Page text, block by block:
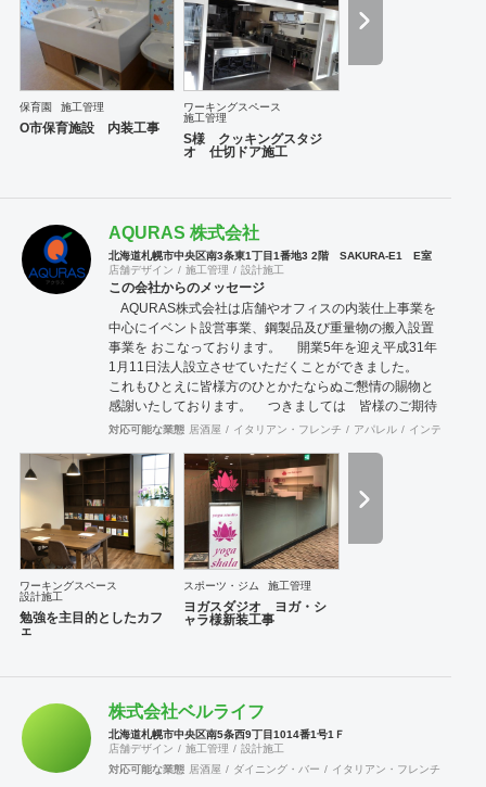
保育園 施工管理
O市保育施設 内装工事
ワーキングスペース
施工管理
S様 クッキングスタジ
オ 仕切ドア施工
AQURAS 株式会社
北海道札幌市中央区南3条東1丁目1番地3 2階 SAKURA-E1 E室
店舗デザイン
施工管理 設計施工
この会社からのメッセージ
AQURAS株式会社は店舗やオフィスの内装仕上事業を
中心にイベント設営事業、鋼製品及び重量物の搬入設置
事業を おこなっております。 開業5年を迎え平成31年
1月11日法人設立させていただくことができました。
これもひとえに皆様方のひとかたならぬご懇情の賜物と
感謝いたしております。 つきましては 皆様のご期待
にお応えできますよう社員一同一層の努力をいたす所存
賜りますようお願い申し上げます。 また、お得意様各
社と取引先、職人に支えられて本日まで来られた事を深
く感謝いたしております。 今後もどのようにすれば、
お得意様の要求にお応えできるかを日々考え努力してい
ます。 これからも、信頼、安心して頂ける事業を目指
して日々努力していく所存でございます。 どんな工事
にも真心込めて対応させていただきますので是非、
AQURAS株式会社にお任せください。 弊社HPはこち
ら http://www.aquras.jp/ 電話番号 011-215-
対応可能な業態 居酒屋 イタリアン・フレンチ アパレル インテリア・
ワーキングスペース
設計施工
勉強を主目的としたカフ
ェ
スポーツ・ジム 施工管理
ヨガスダジオ ヨガ・シ
ャラ様新装工事
株式会社ベルライフ
北海道札幌市中央区南5条西9丁目1014番1号1Ｆ
店舗デザイン
施工管理
設計施工
対応可能な業態 居酒屋 ダイニング・バー イタリアン・フレンチ